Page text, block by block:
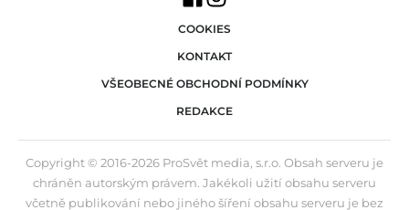
COOKIES
KONTAKT
VŠEOBECNÉ OBCHODNÍ PODMÍNKY
REDAKCE
Copyright © 2016-2026 ProSvět media, s.r.o. Obsah serveru je
chráněn autorským právem. Jakékoli užití obsahu serveru
včetně publikování nebo jiného šíření obsahu serveru je bez